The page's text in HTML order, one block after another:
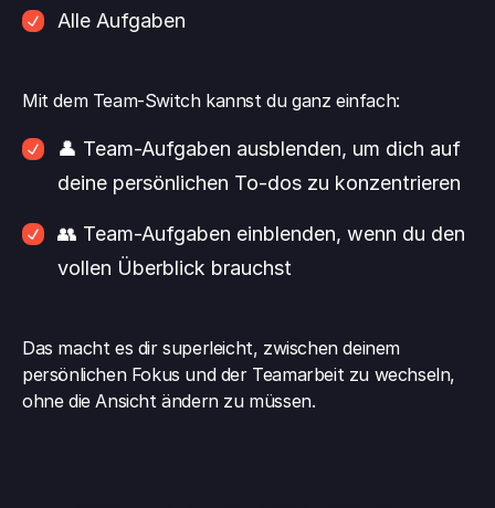
Alle Aufgaben
Mit dem Team-Switch kannst du ganz einfach:
👤 Team-Aufgaben ausblenden, um dich auf
deine persönlichen To-dos zu konzentrieren
👥 Team-Aufgaben einblenden, wenn du den
vollen Überblick brauchst
Das macht es dir superleicht, zwischen deinem
persönlichen Fokus und der Teamarbeit zu wechseln,
ohne die Ansicht ändern zu müssen.